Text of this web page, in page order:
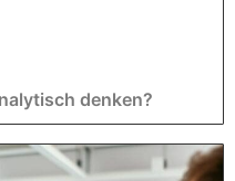
denken?